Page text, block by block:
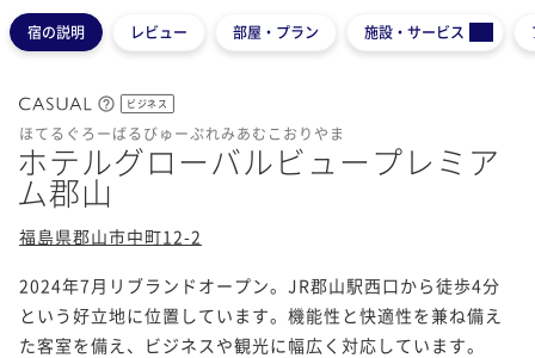
宿の説明 レビュー 部屋・プラン 施設・サービス
ビジネス
ほてるぐろーばるびゅーぷれみあむこおりやま
ホテルグローバルビュープレミア
ム郡山
福島県郡山市中町12-2
2024年7月リブランドオープン。JR郡山駅西口から徒歩4分
という好立地に位置しています。機能性と快適性を兼ね備え
た客室を備え、ビジネスや観光に幅広く対応しています。